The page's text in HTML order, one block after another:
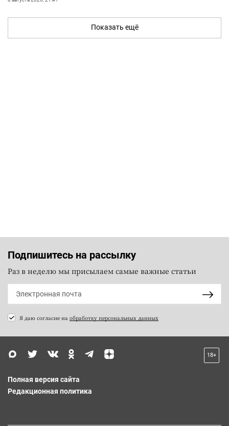
Показать ещё
Подпишитесь на рассылку
Раз в неделю мы присылаем самые важные статьи
Я даю согласие на обработку персональных данных
18+
Полная версия сайта
Редакционная политика